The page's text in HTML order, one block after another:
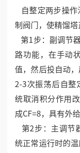
自整定两步操作
制阀门，使精馏塔
第1步：副调节
路功能，在手动
值，然后投自动
2-3次振荡后自整
统取消积分作用
成CF=8，具有外
第2步：主调节
统正常运行时的